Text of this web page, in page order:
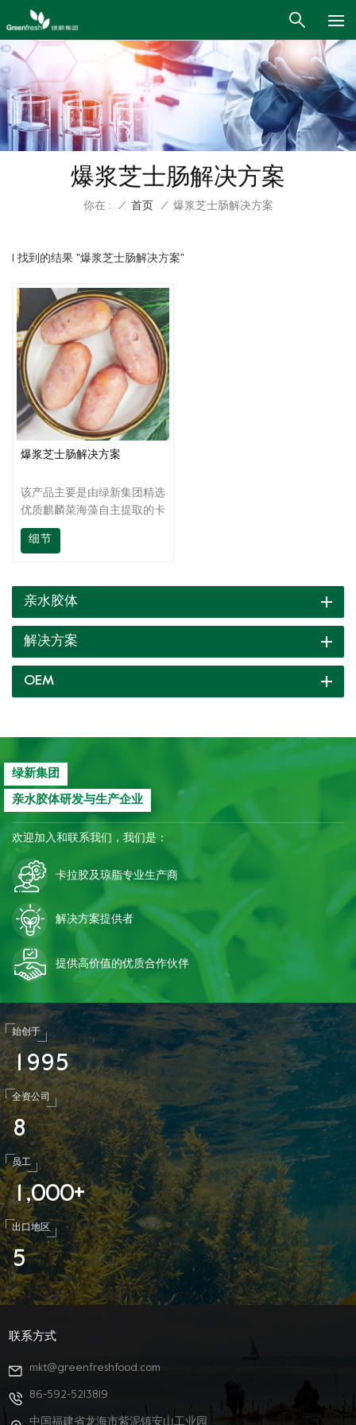
爆浆芝士肠解决方案
你在 : / 首页 / 爆浆芝士肠解决方案
1 找到的结果 "爆浆芝士肠解决方案"
爆浆芝士肠解决方案
该产品主要是由绿新集团精选
优质麒麟菜海藻自主提取的卡
拉胶与其它协同增效作用的天
然胶体复配而成；具有凝胶、
结合能力强，增强肉灌肠硬
冻融。
细节
亲水胶体
解决方案
OEM
绿新集团
亲水胶体研发与生产企业
欢迎加入和联系我们，我们是：
卡拉胶及琼脂专业生产商
解决方案提供者
提供高价值的优质合作伙伴
始创于
1 995
全资公司
8
员工
1 ,000+
出口地区
5
联系方式
mkt@greenfreshfood.com
86-592-5213819
中国福建省龙海市紫泥镇安山工业园